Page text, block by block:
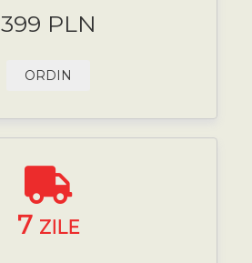
399 PLN
ORDIN
7 ZILE